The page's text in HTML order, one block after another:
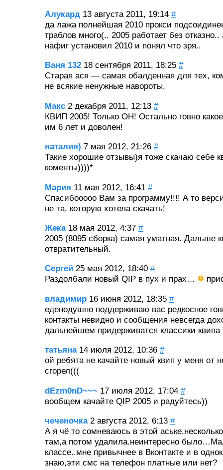
Алукард 13 августа 2011, 19:14 #
да лажа полнейшая 2010 прокси
траблов много(.. 2005 работает без
нафиг установил 2010 и понял что зря..
Ваня 132 18 сентября 2011, 18:25 #
Старая ася — самая обалденная для тех,
не всякие ненужные навороты.
Макс 2 декабря 2011, 12:13 #
КВИП 2005! Только ОН! Остально говно
им 6 лет и доволен!
наталия) 7 мая 2012, 21:26 #
Такие хорошие отзывы)я тоже скачаю себе
коменты))))*
Мария 11 мая 2012, 16:41 #
Спасибооооо Вам за программу!!!! А то
не та, которую хотела скачать!
Жека 18 мая 2012, 4:37 #
2005 (8095 сборка) самая уматная. Дальше
отвратительный.
Сергей 25 мая 2012, 18:40 #
Раздолбали новый QIP в пух и прах…
владимир 16 июня 2012, 18:35 #
еденодушно поддерживаю вас редкосное
контакты невидно и сообщения невсегда
дальнейшем придерживатся классики квипа
татьяна 14 июля 2012, 10:36 #
ой ребята не качайте новый квип у меня от
сгорел(((
dEzm0nD~~~ 17 июля 2012, 17:04 #
вообщем качайте QIP 2005 и радуйтесь))
чеченочка 2 августа 2012, 6:13 #
А я чё то сомневаюсь в этой
там,а потом удалила.неинтересно
классе..мне привычнее в Вконтакте и в
знаю,эти смс на телефон платные или нет?